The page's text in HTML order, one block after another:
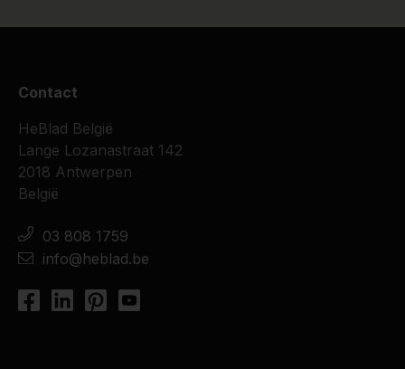
Contact
HeBlad België
Lange Lozanastraat 142
2018 Antwerpen
België
03 808 1759
info@heblad.be